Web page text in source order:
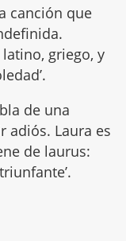
canción que
griego, y
de una
adiós. Laura es
de laurus: